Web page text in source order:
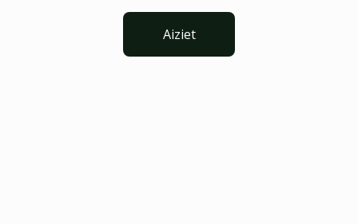
Aiziet